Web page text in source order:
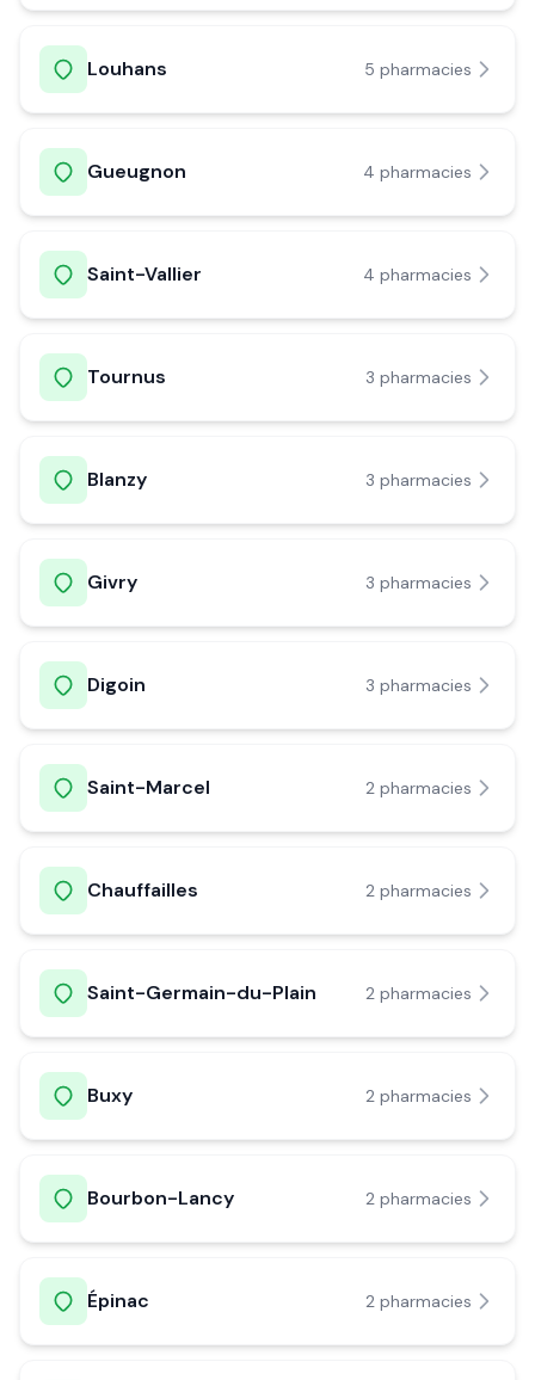
Louhans 5 pharmacies
Gueugnon 4 pharmacies
Saint-Vallier 4 pharmacies
Tournus 3 pharmacies
Blanzy 3 pharmacies
Givry 3 pharmacies
Digoin 3 pharmacies
Saint-Marcel 2 pharmacies
Chauffailles 2 pharmacies
Saint-Germain-du-Plain 2 pharmacies
Buxy 2 pharmacies
Bourbon-Lancy 2 pharmacies
Épinac 2 pharmacies